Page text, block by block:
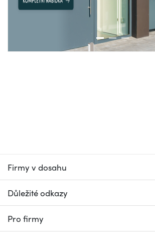
Firmy v dosahu
Důležité odkazy
Pro firmy